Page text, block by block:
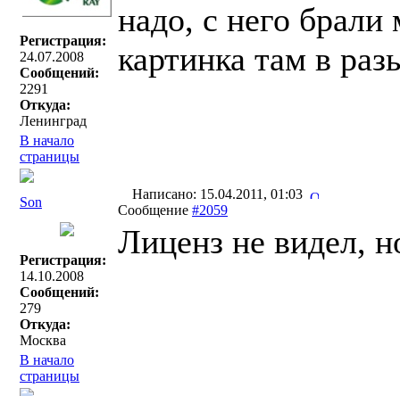
Регистрация:
24.07.2008
Сообщений:
2291
Откуда:
Ленинград
надо, с него брали
картинка там в
В начало
страницы
Son
Написано: 15.04.2011, 01:03
Сообщение #2059
Регистрация:
14.10.2008
Сообщений:
279
Откуда:
Москва
Лиценз не видел,
В начало
страницы